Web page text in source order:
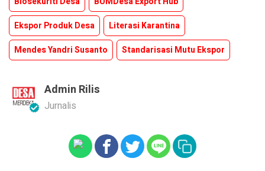
Ekspor Produk Desa
Literasi Karantina
Mendes Yandri Susanto
Standarisasi Mutu Ekspor
Admin Rilis
Jurnalis